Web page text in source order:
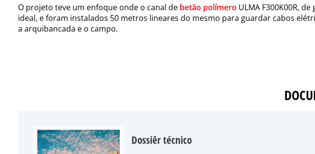
O projeto teve um enfoque onde o canal de betão polímero ULMA F300K00R,
ideal, e foram instalados 50 metros lineares do mesmo para guardar cabos
a arquibancada e o campo.
Dossiêr técnico